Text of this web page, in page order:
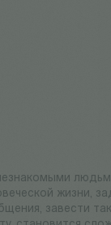
жизни,
завести